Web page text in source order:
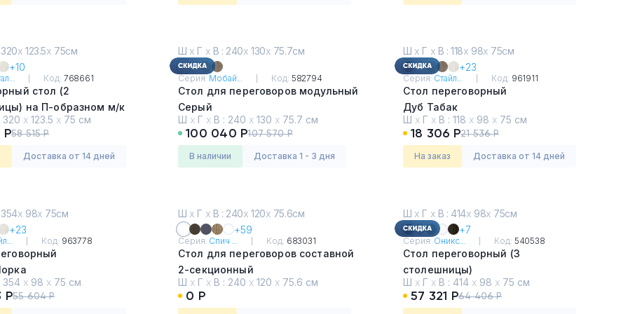
х 123.5х 75см
+10
Код: 768661
стол (2
на П-образном м/к
320 х 123.5 х 75 см
Р58 515 Р
Доставка от 14 дней
Ш х Г х В : 240х 130х 75.7см
Серия: Мобай... Код: 582794
Стол для переговоров модульный
Серый
Ш х Г х В : 240 х 130 х 75.7 см
100 040 Р107 570 Р
в наличии Доставка 1 - 3 дня
Ш х Г х В : 118х 98х 75см
+23
Серия: Стайл... Код: 961911
Стол переговорный
Дуб Табак
Ш х Г х В : 118 х 98 х 75 см
18 306 Р21 536 Р
На заказ Доставка от 14 дней
х 98х 75см
+23
Код: 963778
354 х 98 х 75 см
Р55 604 Р
Ш х Г х В : 240х 120х 75.6см
+59
Серия: Спич ... Код: 683031
Стол для переговоров составной
2-секционный
Ш х Г х В : 240 х 120 х 75.6 см
0 Р
Ш х Г х В : 414х 98х 75см
+7
Серия: Оникс... Код: 540538
Стол переговорный (3
столешницы)
Дуб Аризона
Ш х Г х В : 414 х 98 х 75 см
57 321 Р64 406 Р